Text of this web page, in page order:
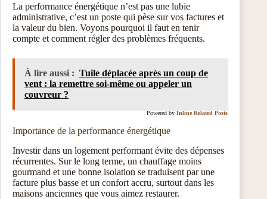
La performance énergétique n’est pas une lubie
administrative, c’est un poste qui pèse sur vos factures et
la valeur du bien. Voyons pourquoi il faut en tenir
compte et comment régler des problèmes fréquents.
À lire aussi : Tuile déplacée après un coup de
vent : la remettre soi‑même ou appeler un
couvreur ?
Powered by Inline Related Posts
Importance de la performance énergétique
Investir dans un logement performant évite des dépenses
récurrentes. Sur le long terme, un chauffage moins
gourmand et une bonne isolation se traduisent par une
facture plus basse et un confort accru, surtout dans les
maisons anciennes que vous aimez restaurer.